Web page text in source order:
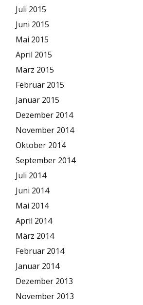
Juli 2015
Juni 2015
Mai 2015
April 2015
März 2015
Februar 2015
Januar 2015
Dezember 2014
November 2014
Oktober 2014
September 2014
Juli 2014
Juni 2014
Mai 2014
April 2014
März 2014
Februar 2014
Januar 2014
Dezember 2013
November 2013